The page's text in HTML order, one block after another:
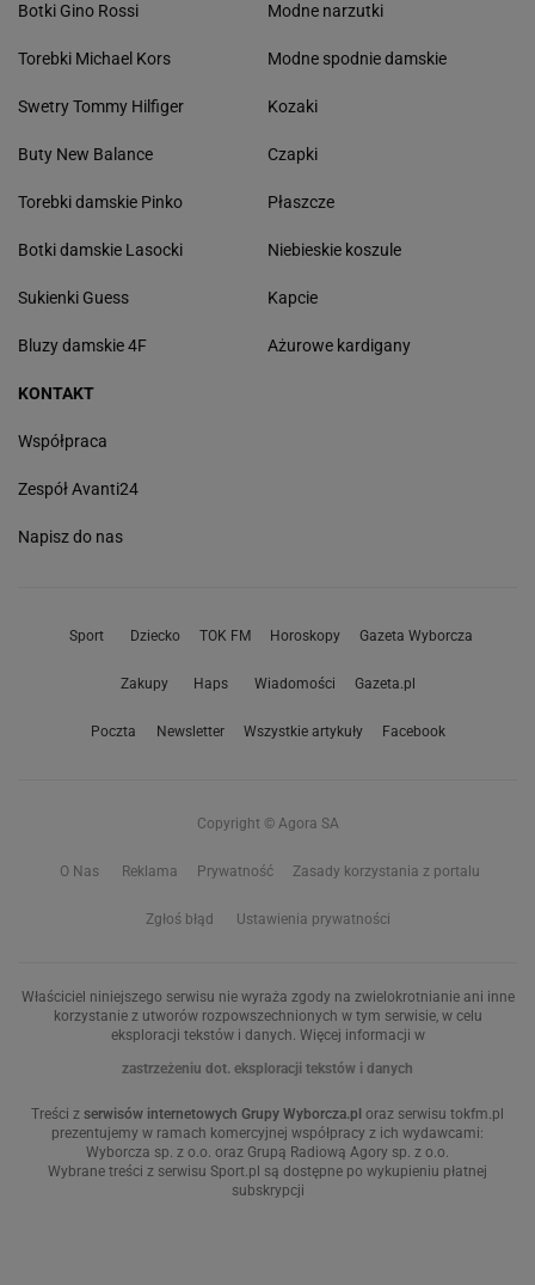
Botki Gino Rossi
Torebki Michael Kors
Swetry Tommy Hilfiger
Buty New Balance
Torebki damskie Pinko
Botki damskie Lasocki
Sukienki Guess
Bluzy damskie 4F
Modne narzutki
Modne spodnie damskie
Kozaki
Czapki
Płaszcze
Niebieskie koszule
Kapcie
Ażurowe kardigany
KONTAKT
Współpraca
Zespół Avanti24
Napisz do nas
Sport Dziecko TOK FM Horoskopy Gazeta Wyborcza
Zakupy Haps Wiadomości Gazeta.pl
Poczta Newsletter Wszystkie artykuły Facebook
Copyright © Agora SA
O Nas Reklama Prywatność Zasady korzystania z portalu
Zgłoś błąd Ustawienia prywatności
Właściciel niniejszego serwisu nie wyraża zgody na zwielokrotnianie ani inne
korzystanie z utworów rozpowszechnionych w tym serwisie, w celu
eksploracji tekstów i danych. Więcej informacji w
zastrzeżeniu dot. eksploracji tekstów i danych
Treści z serwisów internetowych Grupy Wyborcza.pl oraz serwisu tokfm.pl
prezentujemy w ramach komercyjnej współpracy z ich wydawcami:
Wyborcza sp. z o.o. oraz Grupą Radiową Agory sp. z o.o.
Wybrane treści z serwisu Sport.pl są dostępne po wykupieniu płatnej
subskrypcji